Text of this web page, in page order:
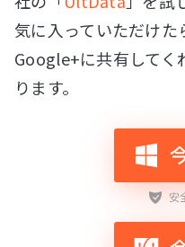
気に入っていただけ
Google+に共有してく
ります。